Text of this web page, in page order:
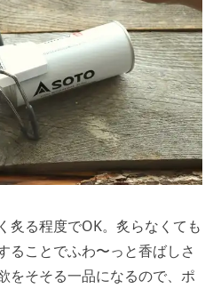
炙る程度でOK。炙らなくても
ることでふわ〜っと香ばしさ
をそそる一品になるので、ポ